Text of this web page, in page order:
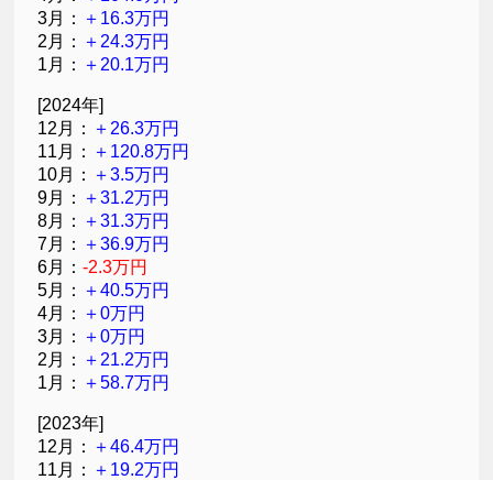
3月： ＋16.3万円
2月： ＋24.3万円
1月： ＋20.1万円
[2024年]
12月： ＋26.3万円
11月： ＋120.8万円
10月： ＋3.5万円
9月： ＋31.2万円
8月： ＋31.3万円
7月： ＋36.9万円
6月：-2.3万円
5月： ＋40.5万円
4月： ＋0万円
3月： ＋0万円
2月： ＋21.2万円
1月： ＋58.7万円
[2023年]
12月： ＋46.4万円
11月： ＋19.2万円